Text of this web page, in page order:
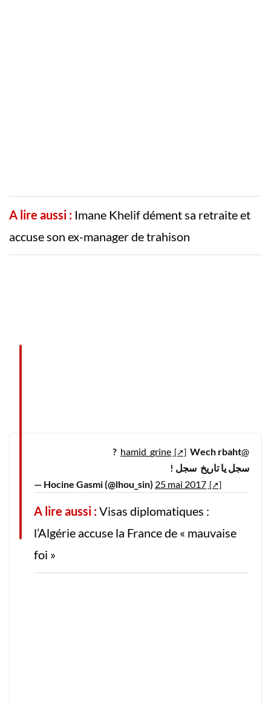
A lire aussi : Imane Khelif dément sa retraite et
accuse son ex-manager de trahison
@hamid_grine
Wech rbaht ?
سجل يا تاريخ سجل !
— Hocine Gasmi (@lhou_sin) 25 mai 2017
A lire aussi :Visas diplomatiques :
l’Algérie accuse la France de « mauvaise
foi »